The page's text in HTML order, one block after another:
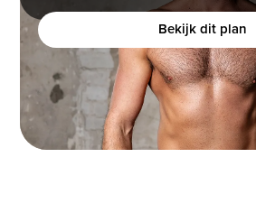
Bekijk dit plan